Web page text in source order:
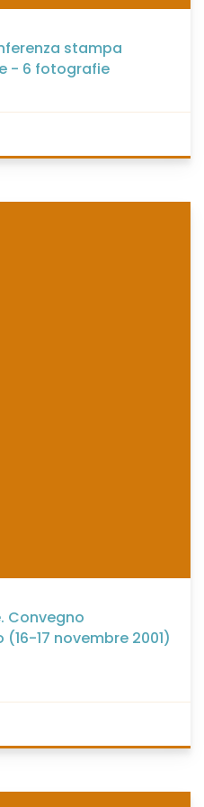
stampa
- 6 fotografie
Convegno
17 novembre 2001)